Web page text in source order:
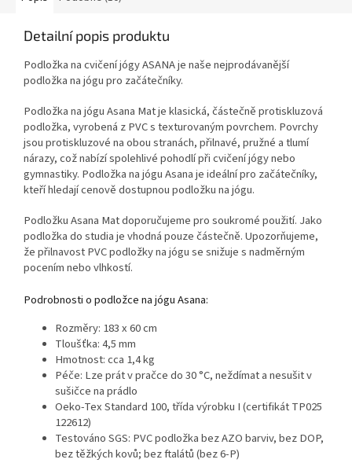
Detailní popis produktu
Podložka na cvičení jógy ASANA je naše nejprodávanější
podložka na jógu pro začátečníky.
Podložka na jógu Asana Mat je klasická, částečně protiskluzová
podložka, vyrobená z PVC s texturovaným povrchem. Povrchy
jsou protiskluzové na obou stranách, přilnavé, pružné a tlumí
nárazy, což nabízí spolehlivé pohodlí při cvičení jógy nebo
gymnastiky. Podložka na jógu Asana je ideální pro začátečníky,
kteří hledají cenově dostupnou podložku na jógu.
Podložku Asana Mat doporučujeme pro soukromé použití. Jako
podložka do studia je vhodná pouze částečně. Upozorňujeme,
že přilnavost PVC podložky na jógu se snižuje s nadměrným
pocením nebo vlhkostí.
Podrobnosti o podložce na jógu Asana:
Rozměry: 183 x 60 cm
Tloušťka: 4,5 mm
Hmotnost: cca 1,4 kg
Péče: Lze prát v pračce do 30 °C, neždímat a nesušit v
sušičce na prádlo
Oeko-Tex Standard 100, třída výrobku I (certifikát TP025
122612)
Testováno SGS: PVC podložka bez AZO barviv, bez DOP,
bez těžkých kovů; bez ftalátů (bez 6-P)